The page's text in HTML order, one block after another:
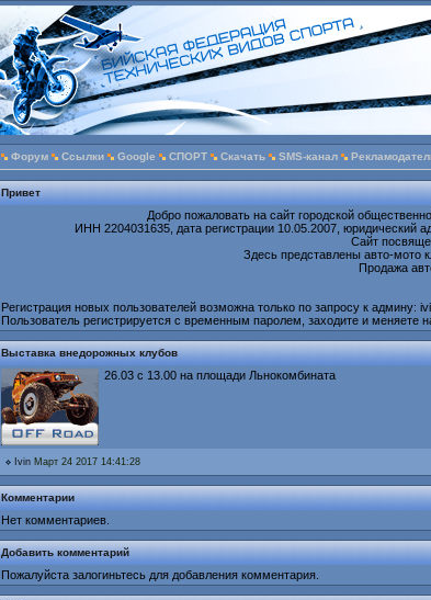
Форум Ссылки Google СПОРТ Скачать SMS-канал
Привет
Добро пожаловать на сайт городской
ИНН 2204031635, дата регистрации 10.05.2007, юридический
Сайт
Здесь представлены авто-мото
Продажа
Регистрация новых пользователей возможна только по запросу к админу:
Пользователь регистрируется с временным паролем, заходите и меняете
Выставка внедорожных клубов
26.03 с 13.00 на площади Льнокомбината
Ivin Март 24 2017 14:41:28
Комментарии
Нет комментариев.
Добавить комментарий
Пожалуйста залогиньтесь для добавления комментария.